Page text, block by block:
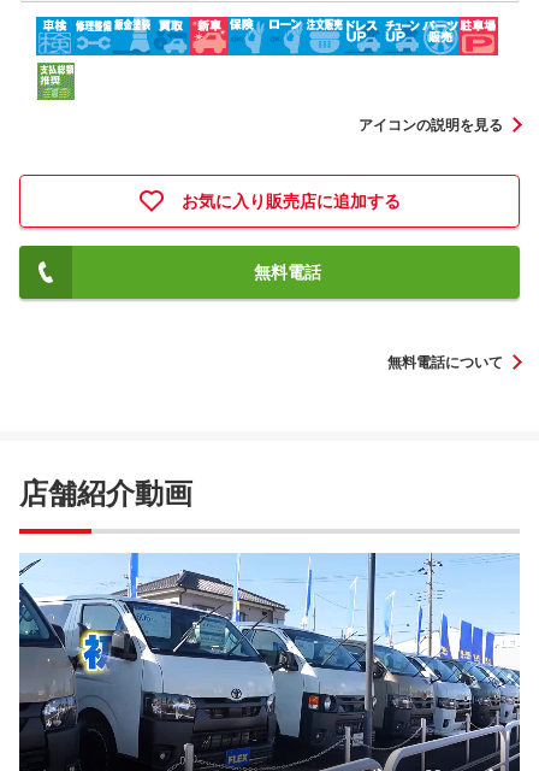
アイコンの説明を見る
お気に入り販売店に追加する
無料電話
無料電話について
店舗紹介動画